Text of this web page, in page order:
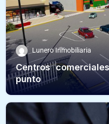
Lunero Inmobiliaria
Centros
punto